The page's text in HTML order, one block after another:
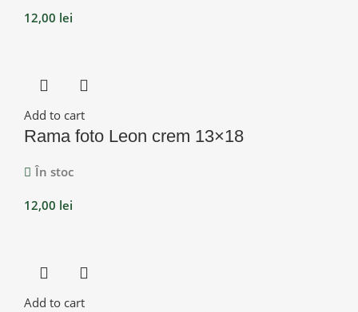
12,00 lei
Add to cart
Rama foto Leon crem 13×18
În stoc
12,00 lei
Add to cart